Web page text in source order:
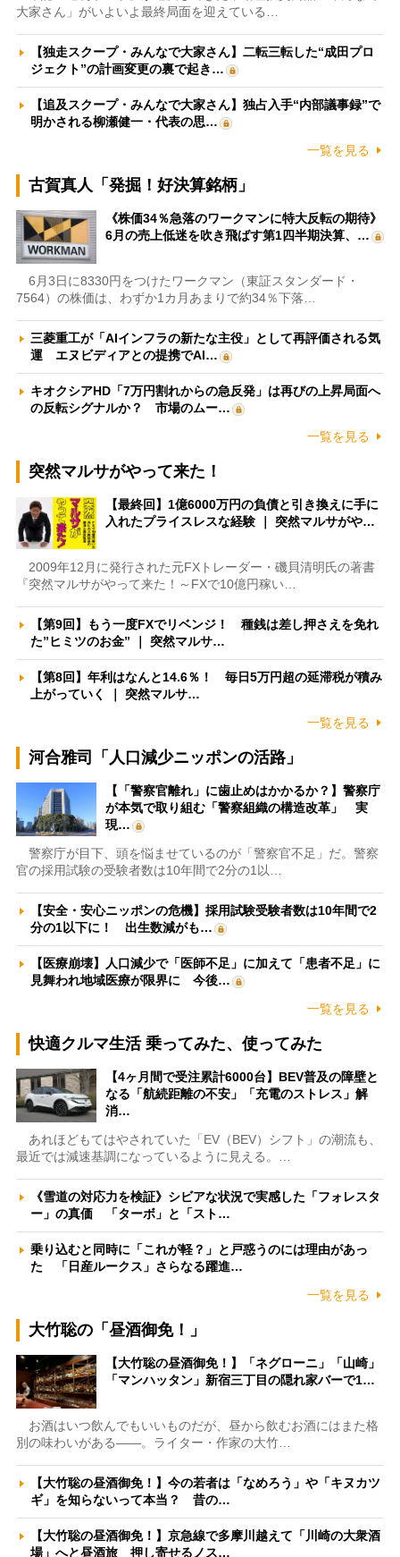
大家さん」がいよいよ最終局面を迎えている…
【独走スクープ・みんなで大家さん】二転三転した“成田プロ
ジェクト”の計画変更の裏で起き…
【追及スクープ・みんなで大家さん】独占入手“内部議事録”で
明かされる柳瀬健一・代表の思…
一覧を見る
古賀真人「発掘！好決算銘柄」
《株価34％急落のワークマンに特大反転の期待》
6月の売上低迷を吹き飛ばす第1四半期決算、…
6月3日に8330円をつけたワークマン（東証スタンダード・
7564）の株価は、わずか1カ月あまりで約34％下落…
三菱重工が「AIインフラの新たな主役」として再評価される気
運 エヌビディアとの提携でAI…
キオクシアHD「7万円割れからの急反発」は再びの上昇局面へ
の反転シグナルか？ 市場のムー…
一覧を見る
突然マルサがやって来た！
【最終回】1億6000万円の負債と引き換えに手に
入れたプライスレスな経験 ｜ 突然マルサがや…
2009年12月に発行された元FXトレーダー・磯貝清明氏の著書
『突然マルサがやって来た！～FXで10億円稼い…
【第9回】もう一度FXでリベンジ！ 種銭は差し押さえを免れ
た”ヒミツのお金” ｜ 突然マルサ…
【第8回】年利はなんと14.6％！ 毎日5万円超の延滞税が積み
上がっていく ｜ 突然マルサ…
一覧を見る
河合雅司「人口減少ニッポンの活路」
【「警察官離れ」に歯止めはかかるか？】警察庁
が本気で取り組む「警察組織の構造改革」 実
現…
警察庁が目下、頭を悩ませているのが「警察官不足」だ。警察
官の採用試験の受験者数は10年間で2分の1以…
【安全・安心ニッポンの危機】採用試験受験者数は10年間で2
分の1以下に！ 出生数減がも…
【医療崩壊】人口減少で「医師不足」に加えて「患者不足」に
見舞われ地域医療が限界に 今後…
一覧を見る
快適クルマ生活 乗ってみた、使ってみた
【4ヶ月間で受注累計6000台】BEV普及の障壁と
なる「航続距離の不安」「充電のストレス」解
消…
あれほどもてはやされていた「EV（BEV）シフト」の潮流も、
最近では減速基調になっているように見える。…
《雪道の対応力を検証》シビアな状況で実感した「フォレスタ
ー」の真価 「ターボ」と「スト…
乗り込むと同時に「これが軽？」と戸惑うのには理由があっ
た 「日産ルークス」さらなる躍進…
一覧を見る
大竹聡の「昼酒御免！」
【大竹聡の昼酒御免！】「ネグローニ」「山崎」
「マンハッタン」新宿三丁目の隠れ家バーで1…
お酒はいつ飲んでもいいものだが、昼から飲むお酒にはまた格
別の味わいがある――。ライター・作家の大竹…
【大竹聡の昼酒御免！】今の若者は「なめろう」や「キヌカツ
ギ」を知らないって本当？ 昔の…
【大竹聡の昼酒御免！】京急線で多摩川越えて「川崎の大衆酒
場」へと昼酒旅 押し寄せるノス…